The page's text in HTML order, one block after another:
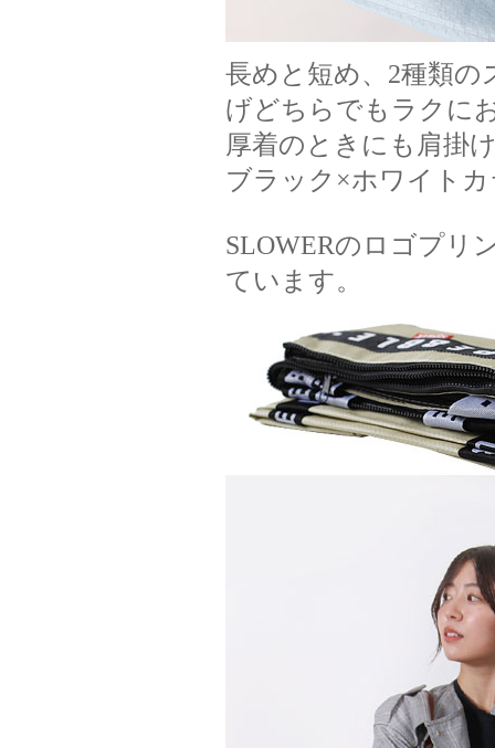
長めと短め、2種類
げどちらでもラクに
厚着のときにも肩掛
ブラック×ホワイト
SLOWERのロゴプリ
ています。